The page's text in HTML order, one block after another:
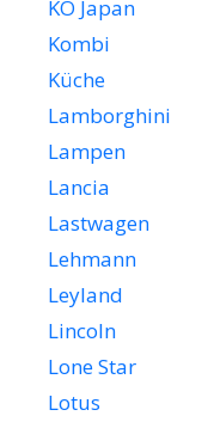
KO Japan
Kombi
Küche
Lamborghini
Lampen
Lancia
Lastwagen
Lehmann
Leyland
Lincoln
Lone Star
Lotus